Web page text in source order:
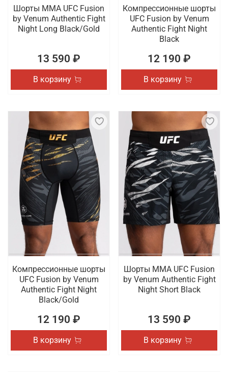
Шорты ММА UFC Fusion
by Venum Authentic Fight
Night Long Black/Gold
13 590 ₽
В корзину
Компрессионные шорты
UFC Fusion by Venum
Authentic Fight Night
Black
12 190 ₽
В корзину
Компрессионные шорты
UFC Fusion by Venum
Authentic Fight Night
Black/Gold
12 190 ₽
В корзину
Шорты ММА UFC Fusion
by Venum Authentic Fight
Night Short Black
13 590 ₽
В корзину